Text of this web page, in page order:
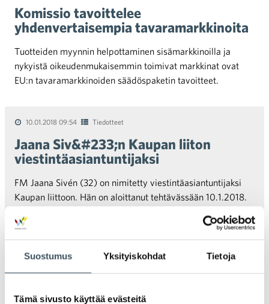
Suostumus Yksityiskohdat Tietoja
Tämä sivusto käyttää evästeitä
Komissio tavoittelee
yhdenvertaisempia tavaramarkkinoita
Tuotteiden myynnin helpottaminen sisämarkkinoilla ja
nykyistä oikeudenmukaisemmin toimivat markkinat ovat
EU:n tavaramarkkinoiden säädöspaketin tavoitteet.
10.01.2018 09:54 Tiedotteet
Jaana Siv&#233;n Kaupan liiton
viestintäasiantuntijaksi
FM Jaana Sivén (32) on nimitetty viestintäasiantuntijaksi
Kaupan liittoon. Hän on aloittanut tehtävässään 10.1.2018.
Artikkelien selaus
Vanhemmat artikkelit Uudemmat artikkelit